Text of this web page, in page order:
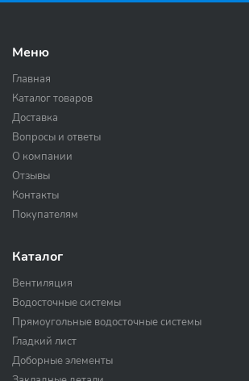
Меню
Главная
Каталог товаров
Доставка
Вопросы и ответы
О компании
Отзывы
Контакты
Покупателям
Каталог
Вентиляция
Водосточные системы
Прямоугольные водосточные системы
Гладкий лист
Доборные элементы